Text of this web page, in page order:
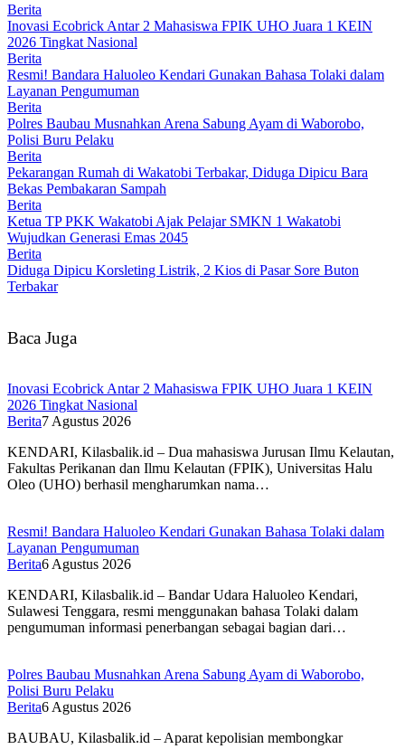
Berita
Inovasi Ecobrick Antar 2 Mahasiswa FPIK UHO Juara 1 KEIN
2026 Tingkat Nasional
Berita
Resmi! Bandara Haluoleo Kendari Gunakan Bahasa Tolaki dalam
Layanan Pengumuman
Berita
Polres Baubau Musnahkan Arena Sabung Ayam di Waborobo,
Polisi Buru Pelaku
Berita
Pekarangan Rumah di Wakatobi Terbakar, Diduga Dipicu Bara
Bekas Pembakaran Sampah
Berita
Ketua TP PKK Wakatobi Ajak Pelajar SMKN 1 Wakatobi
Wujudkan Generasi Emas 2045
Berita
Diduga Dipicu Korsleting Listrik, 2 Kios di Pasar Sore Buton
Terbakar
Baca Juga
Inovasi Ecobrick Antar 2 Mahasiswa FPIK UHO Juara 1 KEIN
2026 Tingkat Nasional
Berita7 Agustus 2026
KENDARI, Kilasbalik.id – Dua mahasiswa Jurusan Ilmu Kelautan,
Fakultas Perikanan dan Ilmu Kelautan (FPIK), Universitas Halu
Oleo (UHO) berhasil mengharumkan nama…
Resmi! Bandara Haluoleo Kendari Gunakan Bahasa Tolaki dalam
Layanan Pengumuman
Berita6 Agustus 2026
KENDARI, Kilasbalik.id – Bandar Udara Haluoleo Kendari,
Sulawesi Tenggara, resmi menggunakan bahasa Tolaki dalam
pengumuman informasi penerbangan sebagai bagian dari…
Polres Baubau Musnahkan Arena Sabung Ayam di Waborobo,
Polisi Buru Pelaku
Berita6 Agustus 2026
BAUBAU, Kilasbalik.id – Aparat kepolisian membongkar